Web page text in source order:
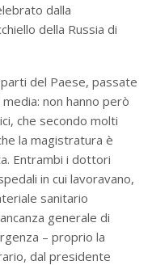
dalla
della Russia di
del Paese, passate
non hanno però
che secondo molti
la magistratura è
Entrambi i dottori
in cui lavoravano,
sanitario
generale di
– proprio la
dal presidente